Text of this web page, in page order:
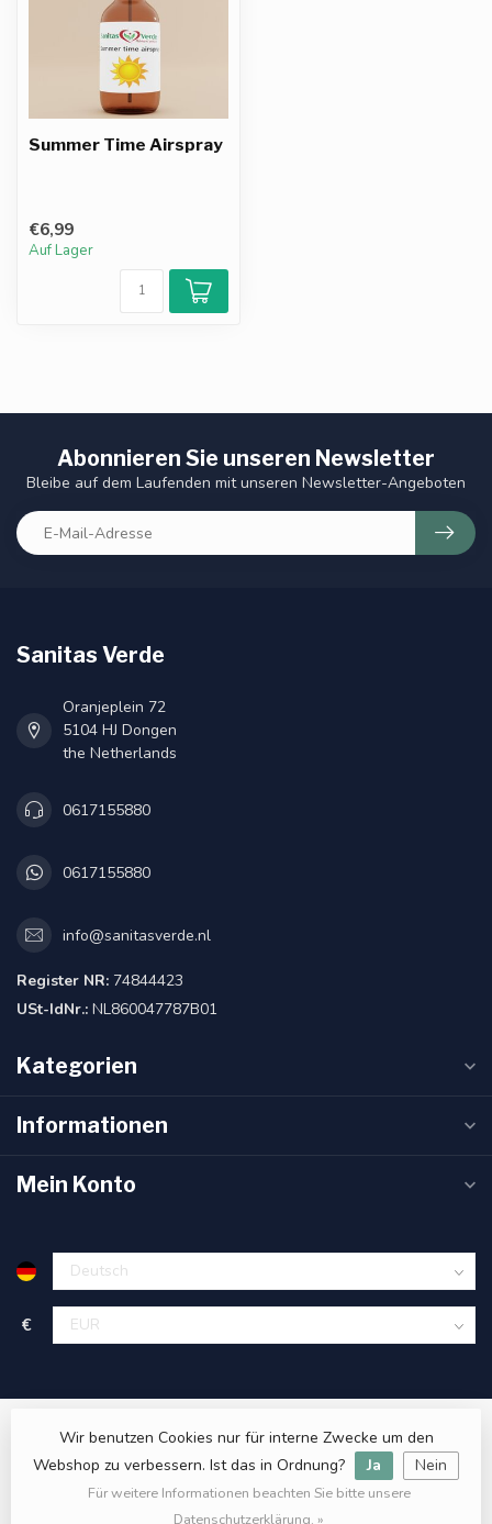
Summer Time Airspray
€6,99
Auf Lager
Abonnieren Sie unseren Newsletter
Bleibe auf dem Laufenden mit unseren Newsletter-Angeboten
Sanitas Verde
Oranjeplein 72
5104 HJ Dongen
the Netherlands
0617155880
0617155880
info@sanitasverde.nl
Register NR: 74844423
USt-IdNr.: NL860047787B01
Kategorien
Informationen
Mein Konto
€
© Copyright 2026 Sanitas Verde- Powered byLightspeed- Theme
byDyvelopment
Wir benutzen Cookies nur für interne Zwecke um den
Webshop zu verbessern. Ist das in Ordnung?
Ja Nein
Für weitere Informationen beachten Sie bitte unsere
Datenschutzerklärung. »